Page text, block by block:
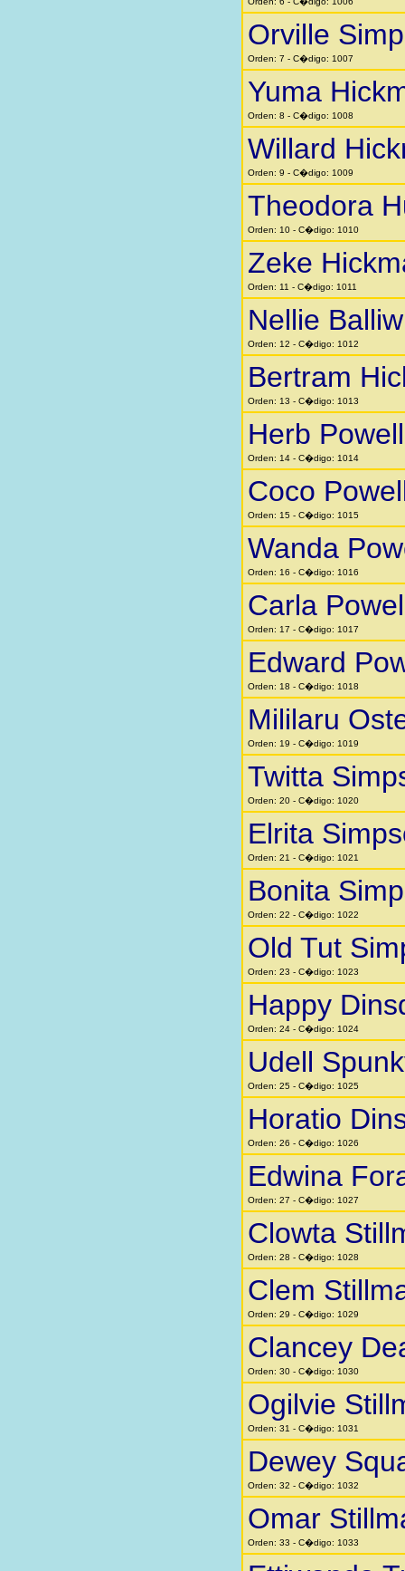
Orville
Orden: 7 - C�digo: 1007
Yuma
Orden: 8 - C�digo: 1008
Willard
Orden: 9 - C�digo: 1009
Theodora
Orden: 10 - C�digo: 1010
Zeke
Orden: 11 - C�digo: 1011
Nellie
Orden: 12 - C�digo: 1012
Bertram
Orden: 13 - C�digo: 1013
Herb Powell
Orden: 14 - C�digo: 1014
Coco
Orden: 15 - C�digo: 1015
Wanda
Orden: 16 - C�digo: 1016
Carla
Orden: 17 - C�digo: 1017
Edward
Orden: 18 - C�digo: 1018
Mililaru
Orden: 19 - C�digo: 1019
Twitta
Orden: 20 - C�digo: 1020
Elrita
Orden: 21 - C�digo: 1021
Bonita
Orden: 22 - C�digo: 1022
Old Tut
Orden: 23 - C�digo: 1023
Happy
Orden: 24 - C�digo: 1024
Udell
Orden: 25 - C�digo: 1025
Horatio
Orden: 26 - C�digo: 1026
Edwina
Orden: 27 - C�digo: 1027
Clowta
Orden: 28 - C�digo: 1028
Clem
Orden: 29 - C�digo: 1029
Clancey
Orden: 30 - C�digo: 1030
Ogilvie
Orden: 31 - C�digo: 1031
Dewey
Orden: 32 - C�digo: 1032
Omar
Orden: 33 - C�digo: 1033